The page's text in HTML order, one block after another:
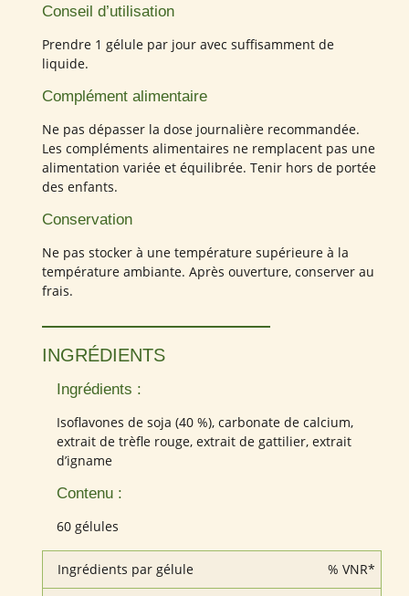
Conseil d’utilisation
Prendre 1 gélule par jour avec suffisamment de
liquide.
Complément alimentaire
Ne pas dépasser la dose journalière recommandée.
Les compléments alimentaires ne remplacent pas une
alimentation variée et équilibrée. Tenir hors de portée
des enfants.
Conservation
Ne pas stocker à une température supérieure à la
température ambiante. Après ouverture, conserver au
frais.
INGRÉDIENTS
Ingrédients :
Isoflavones de soja (40 %), carbonate de calcium,
extrait de trèfle rouge, extrait de gattilier, extrait
d’igname
Contenu :
60 gélules
Ingrédients par gélule % VNR*